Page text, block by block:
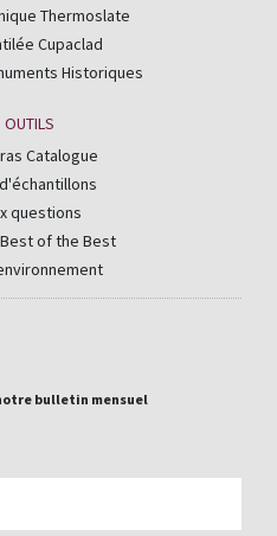
Thermoslate
Cupaclad
Historiques
Catalogue
questions
of the Best
bulletin mensuel